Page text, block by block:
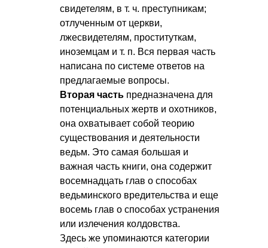
свидетелям, в т. ч. преступникам;
отлученным от церкви,
лжесвидетелям, проституткам,
иноземцам и т. п. Вся первая часть
написана по системе ответов на
предлагаемые вопросы.
Вторая часть предназначена для
потенциальных жертв и охотников,
она охватывает собой теорию
существования и деятельности
ведьм. Это самая большая и
важная часть книги, она содержит
восемнадцать глав о способах
ведьминского вредительства и еще
восемь глав о способах устранения
или излечения колдовства.
Здесь же упоминаются категории